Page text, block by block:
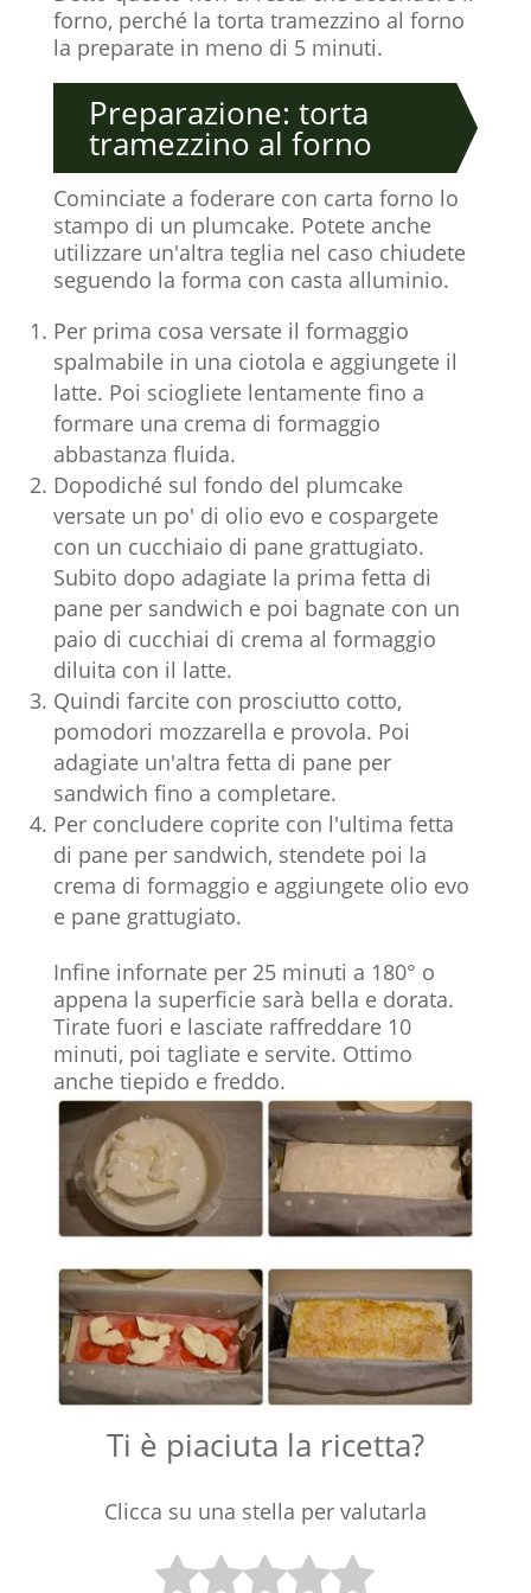
forno, perché la torta tramezzino al forno
la preparate in meno di 5 minuti.
Preparazione: torta
tramezzino al forno
Cominciate a foderare con carta forno lo
stampo di un plumcake. Potete anche
utilizzare un'altra teglia nel caso chiudete
seguendo la forma con casta alluminio.
Per prima cosa versate il formaggio
spalmabile in una ciotola e aggiungete il
latte. Poi sciogliete lentamente fino a
formare una crema di formaggio
abbastanza fluida.
Dopodiché sul fondo del plumcake
versate un po' di olio evo e cospargete
con un cucchiaio di pane grattugiato.
Subito dopo adagiate la prima fetta di
pane per sandwich e poi bagnate con un
paio di cucchiai di crema al formaggio
diluita con il latte.
Quindi farcite con prosciutto cotto,
pomodori mozzarella e provola. Poi
adagiate un'altra fetta di pane per
sandwich fino a completare.
Per concludere coprite con l'ultima fetta
di pane per sandwich, stendete poi la
crema di formaggio e aggiungete olio evo
e pane grattugiato.
Infine infornate per 25 minuti a 180° o
appena la superficie sarà bella e dorata.
Tirate fuori e lasciate raffreddare 10
minuti, poi tagliate e servite. Ottimo
anche tiepido e freddo.
Ti è piaciuta la ricetta?
Clicca su una stella per valutarla